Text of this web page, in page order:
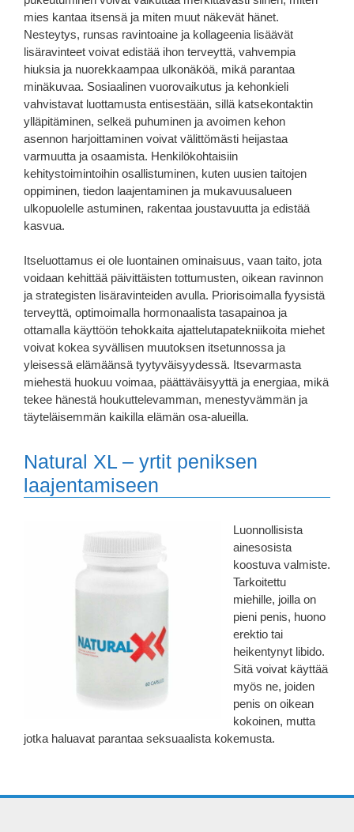
mies kantaa itsensä ja miten muut näkevät hänet.
Nesteytys, runsas ravintoaine ja kollageenia lisäävät
lisäravinteet voivat edistää ihon terveyttä, vahvempia
hiuksia ja nuorekkaampaa ulkonäköä, mikä parantaa
minäkuvaa. Sosiaalinen vuorovaikutus ja kehonkieli
vahvistavat luottamusta entisestään, sillä katsekontaktin
ylläpitäminen, selkeä puhuminen ja avoimen kehon
asennon harjoittaminen voivat välittömästi heijastaa
varmuutta ja osaamista. Henkilökohtaisiin
kehitystoimintoihin osallistuminen, kuten uusien taitojen
oppiminen, tiedon laajentaminen ja mukavuusalueen
ulkopuolelle astuminen, rakentaa joustavuutta ja edistää
kasvua.
Itseluottamus ei ole luontainen ominaisuus, vaan taito, jota
voidaan kehittää päivittäisten tottumusten, oikean ravinnon
ja strategisten lisäravinteiden avulla. Priorisoimalla fyysistä
terveyttä, optimoimalla hormonaalista tasapainoa ja
ottamalla käyttöön tehokkaita ajattelutapatekniikoita miehet
voivat kokea syvällisen muutoksen itsetunnossa ja
yleisessä elämäänsä tyytyväisyydessä. Itsevarmasta
miehestä huokuu voimaa, päättäväisyyttä ja energiaa, mikä
tekee hänestä houkuttelevamman, menestyvämmän ja
täyteläisemmän kaikilla elämän osa-alueilla.
Natural XL – yrtit peniksen
laajentamiseen
Luonnollisista
ainesosista
koostuva valmiste.
Tarkoitettu
miehille, joilla on
pieni penis, huono
erektio tai
heikentynyt libido.
Sitä voivat käyttää
myös ne, joiden
penis on oikean
kokoinen, mutta
jotka haluavat parantaa seksuaalista kokemusta.